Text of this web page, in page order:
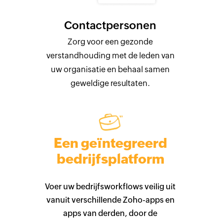
Contactpersonen
Zorg voor een gezonde
verstandhouding met de leden van
uw organisatie en behaal samen
geweldige resultaten.
Een geïntegreerd
bedrijfsplatform
Voer uw bedrijfsworkflows veilig uit
vanuit verschillende Zoho-apps en
apps van derden, door de